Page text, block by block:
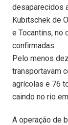
desaparecidos
Kubitschek de
e Tocantins, no
confirmadas.
Pelo menos
transportavam
agrícolas e 76
caindo no rio
A operação de